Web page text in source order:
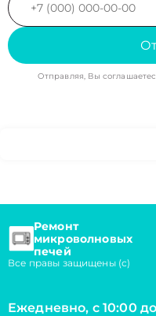
Отправляя, Вы
Ремонт
микроволновых
печей
Все правы защищены (с)
Ежедневно, с 10:00